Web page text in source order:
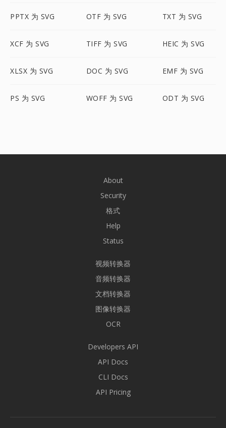
PPTX 为 SVG OTF 为 SVG TXT 为 SVG
XCF 为 SVG TIFF 为 SVG HEIC 为 SVG
XLSX 为 SVG DOC 为 SVG EMF 为 SVG
PS 为 SVG WOFF 为 SVG ODT 为 SVG
About
Security
格式
Help
Status
视频转换器
音频转换器
文档转换器
图像转换器
OCR
Developers API
API Docs
CLI Docs
API Pricing